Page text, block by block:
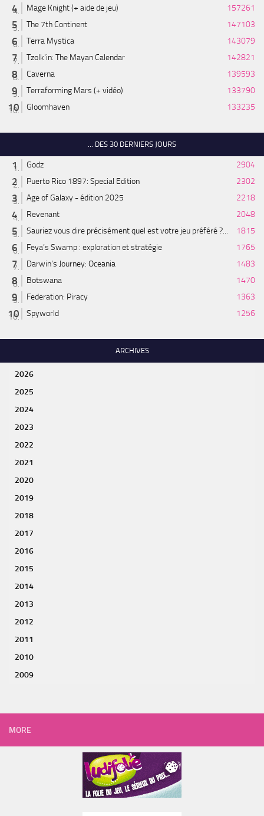
Mage Knight (+ aide de jeu)
157261
The 7th Continent
147103
Terra Mystica
143079
Tzolk'in: The Mayan Calendar
142821
Caverna
139593
Terraforming Mars (+ vidéo)
133790
Gloomhaven
133235
... DES 30 DERNIERS JOURS
Godz
2904
Puerto Rico 1897: Special Edition
2302
Age of Galaxy - édition 2025
2218
Revenant
2048
Sauriez vous dire précisément quel est votre jeu préféré ?...
1815
Feya’s Swamp : exploration et stratégie
1765
Darwin's Journey: Oceania
1483
Botswana
1470
Federation: Piracy
1363
Spyworld
1256
ARCHIVES
2026
2025
2024
2023
2022
2021
2020
2019
2018
2017
2016
2015
2014
2013
2012
2011
2010
2009
MORE